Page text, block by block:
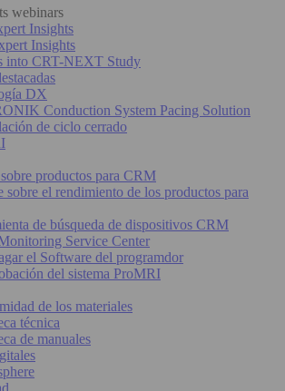
webinars
Insights
Insights
into CRT-NEXT Study
DX
Conduction System Pacing Solution
de ciclo cerrado
productos para CRM
sobre el rendimiento de los productos para
de búsqueda de dispositivos CRM
Service Center
el Software del programdor
del sistema ProMRI
de los materiales
técnica
de manuales